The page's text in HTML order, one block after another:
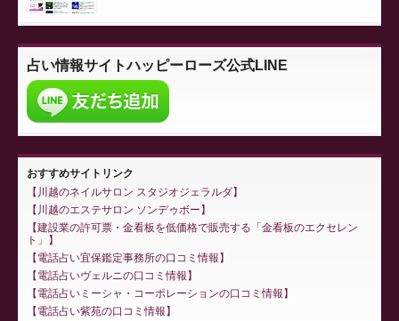
占い情報サイトハッピーローズ公式LINE
おすすめサイトリンク
川越のネイルサロン スタジオジェラルダ
川越のエステサロン ソンデゥボー
建設業の許可票・金看板を低価格で販売する「金看板のエクセレン
ト」
電話占い宜保鑑定事務所の口コミ情報
電話占いヴェルニの口コミ情報
電話占いミーシャ・コーポレーションの口コミ情報
電話占い紫苑の口コミ情報